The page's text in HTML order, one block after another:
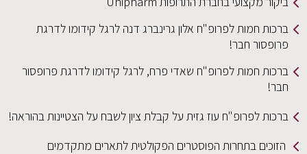
ברכות חמות לפרופ"ח אלון גרינברג דנה לרגל קידומו לדרגת
פרופסור חבר!
ברכות חמות לפרופ"ח שאדי פרח, לרגל קידומו לדרגת פרופסור
חבר!
ברכות לפרופ"ח עוז גזית על קבלת ציון לשבח על הצטיינות בהוראה!
הזוכים בתחרות הפוסטרים הפקולטית לתארים מתקדמים